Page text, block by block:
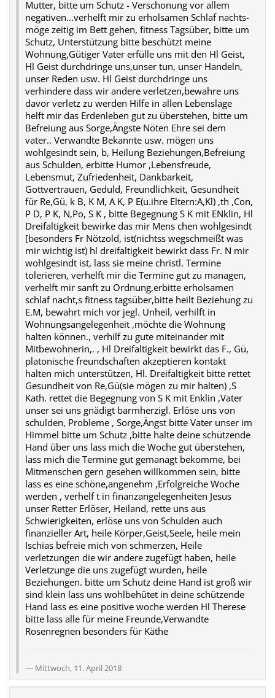
Mutter, bitte um Schutz - Verschonung vor allem
negativen...verhelft mir zu erholsamen Schlaf nachts-
möge zeitig im Bett gehen, fitness Tagsüber, bitte um
Schutz, Unterstützung bitte beschützt meine
Wohnung,Gütiger Vater erfülle uns mit den Hl Geist,
Hl Geist durchdringe uns,unser tun, unser Handeln,
unser Reden usw. Hl Geist durchdringe uns
verhindere dass wir andere verletzen,bewahre uns
davor verletz zu werden Hilfe in allen Lebenslage
helft mir das Erdenleben gut zu überstehen, bitte um
Befreiung aus Sorge,Ängste Nöten Ehre sei dem
vater.. Verwandte Bekannte usw. mögen uns
wohlgesindt sein, b, Heilung Beziehungen,Befreiung
aus Schulden, erbitte Humor ,Lebensfreude,
Lebensmut, Zufriedenheit, Dankbarkeit,
Gottvertrauen, Geduld, Freundlichkeit, Gesundheit
für Re,Gü, k B, K M, A K, P E(u.ihre Eltern:A,Kl) ,th ,Con,
P D, P K, N,Po, S K , bitte Begegnung S K mit ENklin, Hl
Dreifaltigkeit bewirke das mir Mens chen wohlgesindt
[besonders Fr Nötzold, ist(nichtss wegschmeißt was
mir wichtig ist) hl dreifaltigkeit bewirkt dass Fr. N mir
wohlgesindt ist, lass sie meine christl. Termine
tolerieren, verhelft mir die Termine gut zu managen,
verhelft mir sanft zu Ordnung,erbitte erholsamen
schlaf nacht,s fitness tagsüber,bitte heilt Beziehung zu
E.M, bewahrt mich vor jegl. Unheil, verhilft in
Wohnungsangelegenheit ,möchte die Wohnung
halten können., verhilf zu gute miteinander mit
Mitbewohnerin,. , Hl Dreifaltigkeit bewirkt das F., Gü,
platonische freundschaften akzeptieren kontakt
halten mich unterstützen, Hl. Dreifaltigkeit bitte rettet
Gesundheit von Re,Gü(sie mögen zu mir halten) ,S
Kath. rettet die Begegnung von S K mit Enklin ,Vater
unser sei uns gnädigt barmherzigl. Erlöse uns von
schulden, Probleme , Sorge,Ängst bitte Vater unser im
Himmel bitte um Schutz ,bitte halte deine schützende
Hand über uns lass mich die Woche gut überstehen,
lass mich die Termine gut gemanagt bekomme, bei
Mitmenschen gern gesehen willkommen sein, bitte
lass es eine schöne,angenehm ,Erfolgreiche Woche
werden , verhelf t in finanzangelegenheiten Jesus
unser Retter Erlöser, Heiland, rette uns aus
Schwierigkeiten, erlöse uns von Schulden auch
finanzieller Art, heile Körper,Geist,Seele, heile mein
Ischias befreie mich von schmerzen, Heile
verletzungen die wir andere zugefügt haben, heile
Verletzunge die uns zugefügt wurden, heile
Beziehungen. bitte um Schutz deine Hand ist groß wir
sind klein lass uns wohlbehütet in deine schützende
Hand lass es eine positive woche werden Hl Therese
bitte lass alle für meine Freunde,Verwandte
Rosenregnen besonders für Käthe
Mittwoch, 11. April 2018